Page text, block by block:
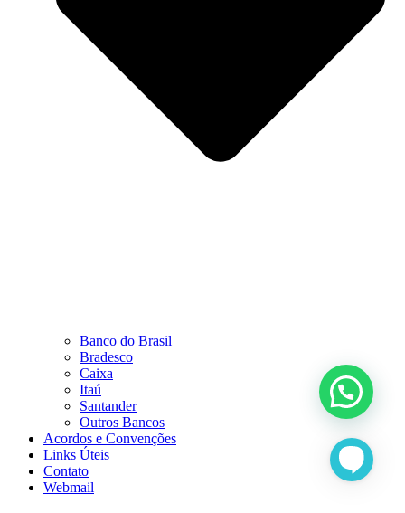
Banco do Brasil
Bradesco
Caixa
Itaú
Santander
Outros Bancos
Acordos e Convenções
Links Úteis
Contato
Webmail